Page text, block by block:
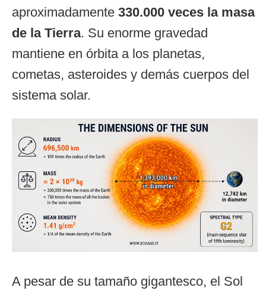
aproximadamente 330.000 veces la masa
de la Tierra. Su enorme gravedad
mantiene en órbita a los planetas,
cometas, asteroides y demás cuerpos del
sistema solar.
A pesar de su tamaño gigantesco, el Sol